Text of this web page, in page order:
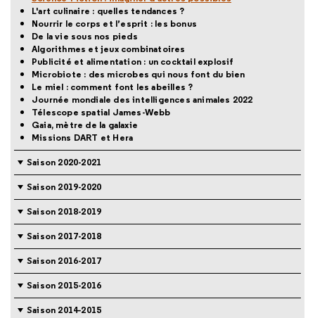
L'art culinaire : quelles tendances ?
Nourrir le corps et l’esprit : les bonus
De la vie sous nos pieds
Algorithmes et jeux combinatoires
Publicité et alimentation : un cocktail explosif
Microbiote : des microbes qui nous font du bien
Le miel : comment font les abeilles ?
Journée mondiale des intelligences animales 2022
Télescope spatial James-Webb
Gaia, mètre de la galaxie
Missions DART et Hera
Saison 2020-2021
Saison 2019-2020
Saison 2018-2019
Saison 2017-2018
Saison 2016-2017
Saison 2015-2016
Saison 2014-2015